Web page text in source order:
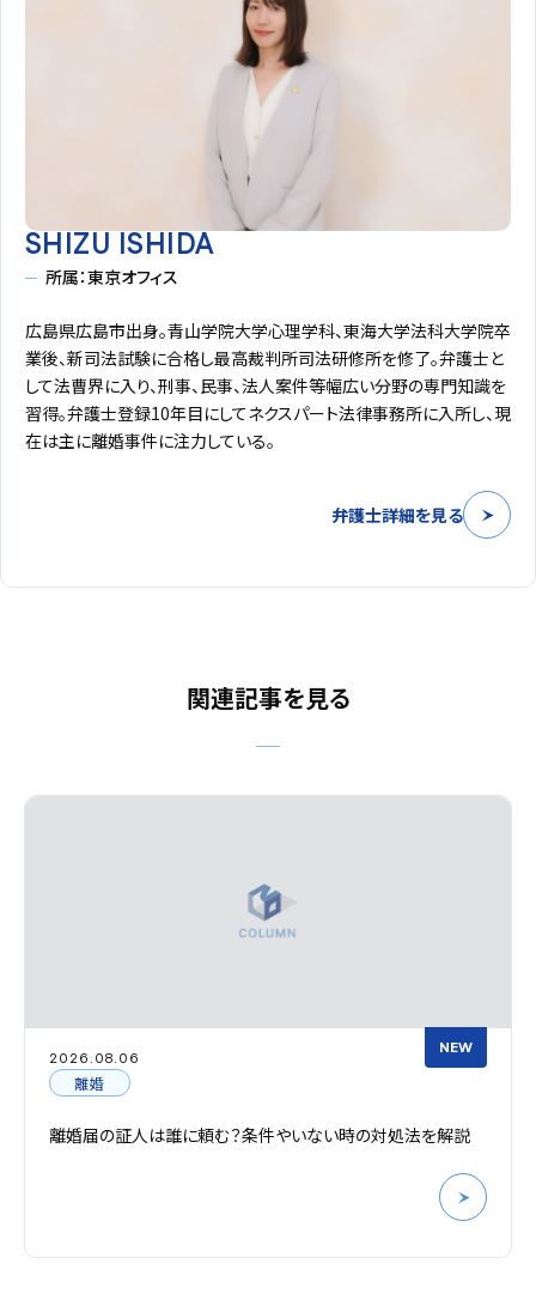
SHIZU ISHIDA
所属：東京オフィス
広島県広島市出身。青山学院大学心理学科、東海大学法科大学院卒
業後、新司法試験に合格し最高裁判所司法研修所を修了。弁護士と
して法曹界に入り、刑事、民事、法人案件等幅広い分野の専門知識を
習得。弁護士登録10年目にしてネクスパート法律事務所に入所し、現
在は主に離婚事件に注力している。
弁護士詳細を見る
関連記事を見る
証人は誰に頼む？条件やいない時の対処法を解説